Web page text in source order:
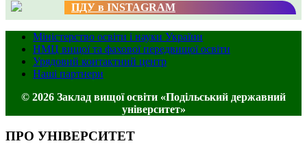
ПДУ в INSTAGRAM
Міністерство освіти і науки України
НМЦ вищої та фахової передвищої освіти
Урядовий контактний центр
Наші партнери
© 2026 Заклад вищої освіти «Подільський державний
університет»
ПРО УНІВЕРСИТЕТ